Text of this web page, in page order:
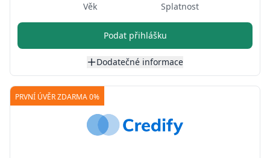
Věk
Splatnost
Podat přihlášku
Dodatečné informace
PRVNÍ ÚVĚR ZDARMA 0%